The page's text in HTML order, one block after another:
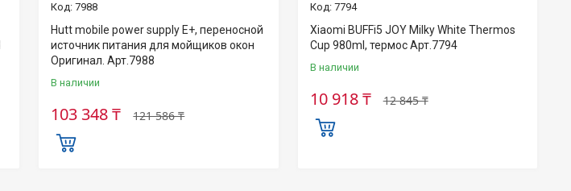
7988
Hutt mobile power supply E+, переносной
источник питания для мойщиков окон
Оригинал. Арт.7988
В наличии
121 586 ₸
103 348 ₸
7794
Xiaomi BUFFi5 JOY Milky White Thermos
Cup 980ml, термос Арт.7794
В наличии
12 845 ₸
10 918 ₸